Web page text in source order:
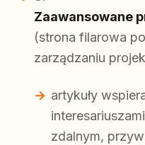
Zaawansowane
(strona filarowa
zarządzaniu
artykuły
zdalnym,